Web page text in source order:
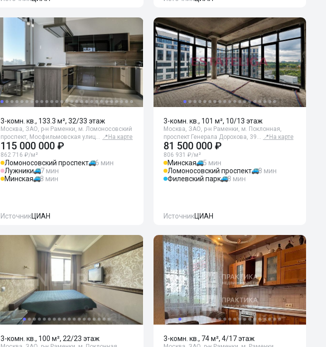
3-комн. кв., 133.3 м², 32/33 этаж
Москва, ЗАО, р-н Раменки, м. Ломоносовский
проспект, Мосфильмовская улиц… 📍 На карте
115 000 000 ₽
862 716 ₽/м²
Ломоносовский проспект
6 мин
Лужники
7 мин
Минская
8 мин
ИсточникЦИАН
3-комн. кв., 101 м², 10/13 этаж
Москва, ЗАО, р-н Раменки, м. Поклонная,
проспект Генерала Дорохова, 39… 📍 На карте
81 500 000 ₽
806 931 ₽/м²
Минская
5 мин
Ломоносовский проспект
8 мин
Филевский парк
8 мин
ИсточникЦИАН
3-комн. кв., 100 м², 22/23 этаж 3-комн. кв., 74 м², 4/17 этаж